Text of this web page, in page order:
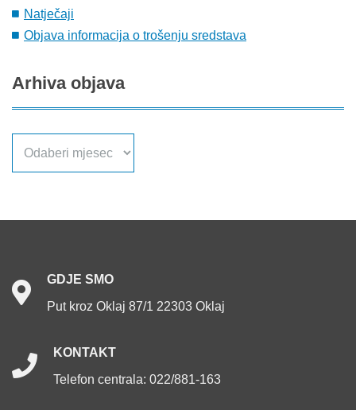
Natječaji
Objava informacija o trošenju sredstava
Arhiva objava
GDJE SMO
Put kroz Oklaj 87/1 22303 Oklaj
KONTAKT
Telefon centrala: 022/881-163